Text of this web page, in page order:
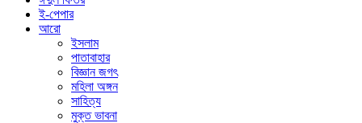
ই-পেপার
আরো
ইসলাম
পাতাবাহার
বিজ্ঞান জগৎ
মহিলা অঙ্গন
সাহিত্য
মুক্ত ভাবনা